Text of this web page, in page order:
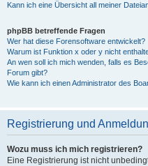
Kann ich eine Übersicht all meiner
phpBB betreffende Fragen
Wer hat diese Forensoftware entwickelt?
Warum ist Funktion x oder y nicht
An wen soll ich mich wenden, falls es
Forum gibt?
Wie kann ich einen Administrator des
Registrierung und
Wozu muss ich mich registrieren?
Eine Registrierung ist nicht